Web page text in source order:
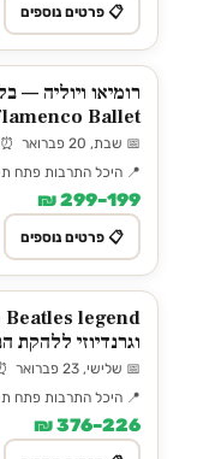
📋 פרטים נוספים
רומיאו ויוליה —
Ballet
📅 שבת, 20 פברואר ⏰ 13:00
📍 היכל התרבות פתח
199–299 ₪
📋 פרטים נוספים
וגרנדיוזי ללהקת
📅 שלישי, 23 פברואר ⏰ 20:00
📍 היכל התרבות פתח
226–376 ₪